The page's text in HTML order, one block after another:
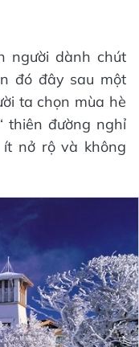
người dành chút
đó đây sau một
ta chọn mùa hè
thiên đường nghỉ
ít nở rộ và không